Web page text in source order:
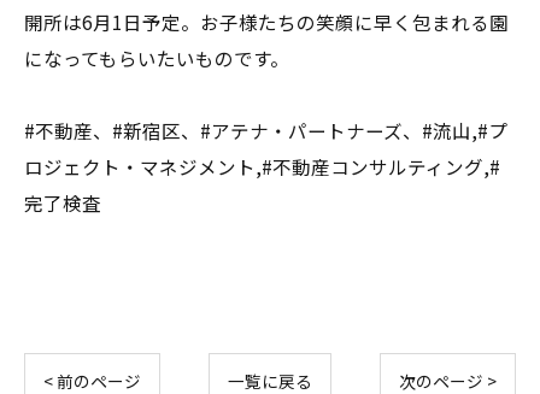
開所は6月1日予定。お子様たちの笑顔に早く包まれる園
になってもらいたいものです。
#不動産、#新宿区、#アテナ・パートナーズ、#流山,#プ
ロジェクト・マネジメント,#不動産コンサルティング,#
完了検査
< 前のページ 一覧に戻る 次のページ >